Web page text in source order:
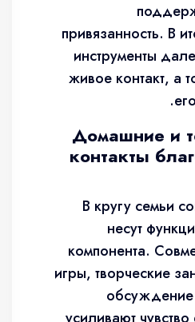
привязанность. В
инструменты
живое контакт, а
Домашние и
контакты
В кругу семьи
несут
компонента.
игры, творческие